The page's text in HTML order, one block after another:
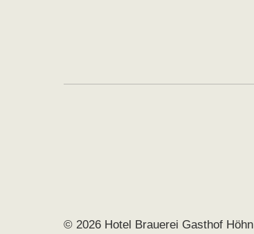
© 2026 Hotel Brauerei Gasthof Höhn